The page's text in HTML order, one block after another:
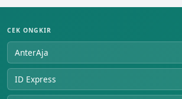
CEK ONGKIR
AnterAja
ID Express